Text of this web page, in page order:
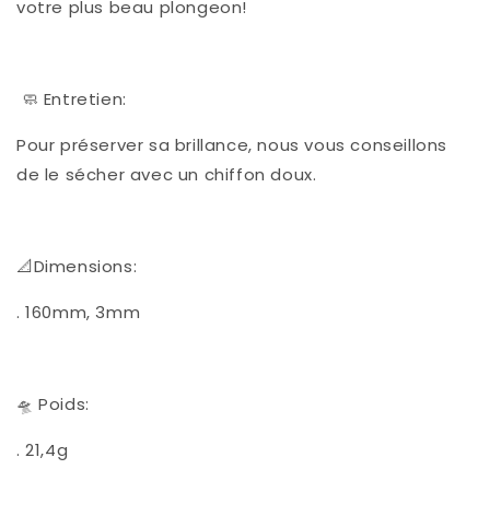
votre plus beau plongeon!
🧼 Entretien:
Pour préserver sa brillance, nous vous conseillons
de le sécher avec un chiffon doux.
📐Dimensions:
. 160mm, 3mm
🛸 Poids:
. 21,4g